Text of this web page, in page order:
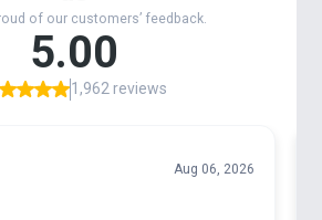
vélt szín. Az is folyamatos vita
a jó méret? A kicsi vagy a Mega?
ezért tettünk mindkettőből
csali méretét is a halak
Ezek közül 8 db normál